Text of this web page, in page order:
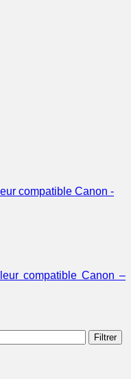
compatible Canon –
Filtrer